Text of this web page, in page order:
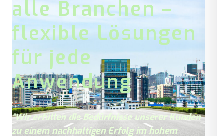
alle Branchen –
flexible Lösungen
für jede
Anwendung
“Wir erfüllen die Bedürfnisse unserer Kunden
zu einem nachhaltigen Erfolg im hohem